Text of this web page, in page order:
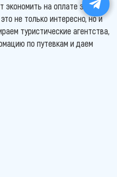
экономить на оплате за тур,
не только интересно, но и
туристические агентства,
по путевкам и даем